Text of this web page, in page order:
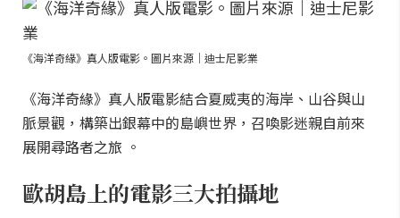
《海洋奇緣》真人版電影。圖片來源｜迪士尼影業
《海洋奇緣》真人版電影結合夏威夷的海岸、山谷與山
脈景觀，構築出銀幕中的島嶼世界，召喚影迷親自前來
展開尋路者之旅 。
歐胡島上的電影三大拍攝地